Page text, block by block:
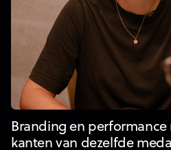
Branding en
kanten van dezelfde